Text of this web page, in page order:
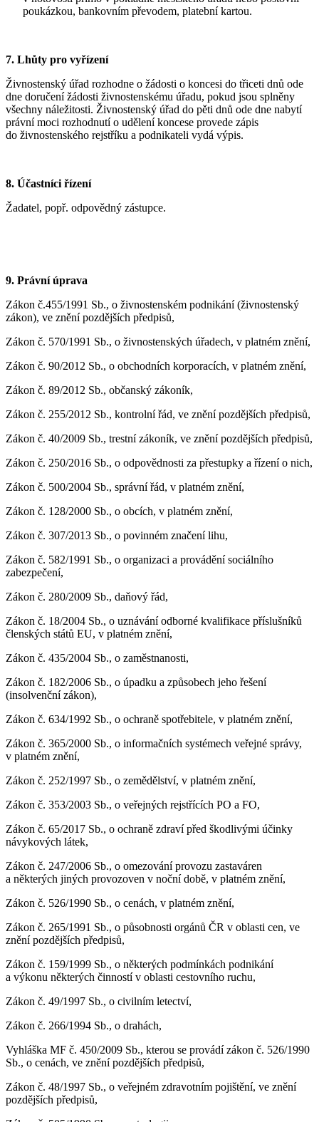
poukázkou, bankovním převodem, platební kartou.
7. Lhůty pro vyřízení
Živnostenský úřad rozhodne o žádosti o koncesi do třiceti dnů ode
dne doručení žádosti živnostenskému úřadu, pokud jsou splněny
všechny náležitosti. Živnostenský úřad do pěti dnů ode dne nabytí
právní moci rozhodnutí o udělení koncese provede zápis
do živnostenského rejstříku a podnikateli vydá výpis.
8. Účastníci řízení
Žadatel, popř. odpovědný zástupce.
9. Právní úprava
Zákon č.455/1991 Sb., o živnostenském podnikání (živnostenský
zákon), ve znění pozdějších předpisů,
Zákon č. 570/1991 Sb., o živnostenských úřadech, v platném znění,
Zákon č. 90/2012 Sb., o obchodních korporacích, v platném znění,
Zákon č. 89/2012 Sb., občanský zákoník,
Zákon č. 255/2012 Sb., kontrolní řád, ve znění pozdějších předpisů,
Zákon č. 40/2009 Sb., trestní zákoník, ve znění pozdějších předpisů,
Zákon č. 250/2016 Sb., o odpovědnosti za přestupky a řízení o nich,
Zákon č. 500/2004 Sb., správní řád, v platném znění,
Zákon č. 128/2000 Sb., o obcích, v platném znění,
Zákon č. 307/2013 Sb., o povinném značení lihu,
Zákon č. 582/1991 Sb., o organizaci a provádění sociálního
zabezpečení,
Zákon č. 280/2009 Sb., daňový řád,
Zákon č. 18/2004 Sb., o uznávání odborné kvalifikace příslušníků
členských států EU, v platném znění,
Zákon č. 435/2004 Sb., o zaměstnanosti,
Zákon č. 182/2006 Sb., o úpadku a způsobech jeho řešení
(insolvenční zákon),
Zákon č. 634/1992 Sb., o ochraně spotřebitele, v platném znění,
Zákon č. 365/2000 Sb., o informačních systémech veřejné správy,
v platném znění,
Zákon č. 252/1997 Sb., o zemědělství, v platném znění,
Zákon č. 353/2003 Sb., o veřejných rejstřících PO a FO,
Zákon č. 65/2017 Sb., o ochraně zdraví před škodlivými účinky
návykových látek,
Zákon č. 247/2006 Sb., o omezování provozu zastaváren
a některých jiných provozoven v noční době, v platném znění,
Zákon č. 526/1990 Sb., o cenách, v platném znění,
Zákon č. 265/1991 Sb., o působnosti orgánů ČR v oblasti cen, ve
znění pozdějších předpisů,
Zákon č. 159/1999 Sb., o některých podmínkách podnikání
a výkonu některých činností v oblasti cestovního ruchu,
Zákon č. 49/1997 Sb., o civilním letectví,
Zákon č. 266/1994 Sb., o drahách,
Vyhláška MF č. 450/2009 Sb., kterou se provádí zákon č. 526/1990
Sb., o cenách, ve znění pozdějších předpisů,
Zákon č. 48/1997 Sb., o veřejném zdravotním pojištění, ve znění
pozdějších předpisů,